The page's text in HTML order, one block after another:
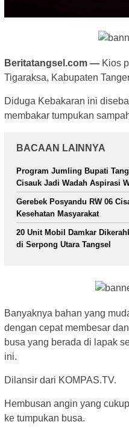
Beritatangsel.com — Kios
Tigaraksa, Kabupaten
Diduga Kebakaran ini
membakar tumpukan
BACAAN LAINNYA
Program Jumling Bupati
Cisauk Jadi Wadah Aspirasi
Gerebek Posyandu RW 06
Kesehatan Masyarakat
20 Unit Mobil Damkar
di Serpong Utara Tangsel
Banyaknya bahan yang
dengan cepat membesar
busa yang berada di lapak
ini.
Dilansir dari KOMPAS.TV.
Hembusan angin yang
ke tumpukan busa.